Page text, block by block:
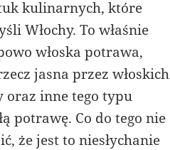
kulinarnych, które
Włochy. To właśnie
włoska potrawa,
jasna przez włoskich
oraz inne tego typu
potrawę. Co do tego nie
że jest to niesłychanie